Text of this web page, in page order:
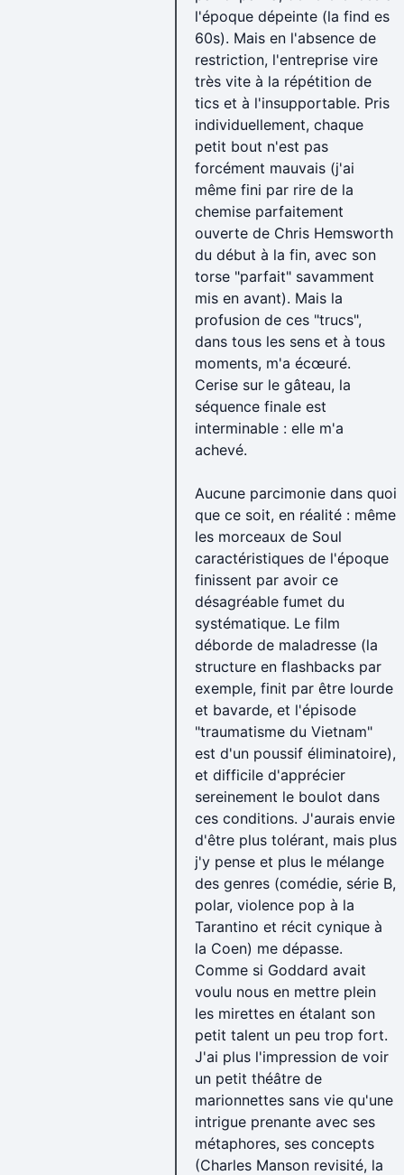
l'époque dépeinte (la find es
60s). Mais en l'absence de
restriction, l'entreprise vire
très vite à la répétition de
tics et à l'insupportable. Pris
individuellement, chaque
petit bout n'est pas
forcément mauvais (j'ai
même fini par rire de la
chemise parfaitement
ouverte de Chris Hemsworth
du début à la fin, avec son
torse "parfait" savamment
mis en avant). Mais la
profusion de ces "trucs",
dans tous les sens et à tous
moments, m'a écœuré.
Cerise sur le gâteau, la
séquence finale est
interminable : elle m'a
achevé.
Aucune parcimonie dans quoi
que ce soit, en réalité : même
les morceaux de Soul
caractéristiques de l'époque
finissent par avoir ce
désagréable fumet du
systématique. Le film
déborde de maladresse (la
structure en flashbacks par
exemple, finit par être lourde
et bavarde, et l'épisode
"traumatisme du Vietnam"
est d'un poussif éliminatoire),
et difficile d'apprécier
sereinement le boulot dans
ces conditions. J'aurais envie
d'être plus tolérant, mais plus
j'y pense et plus le mélange
des genres (comédie, série B,
polar, violence pop à la
Tarantino et récit cynique à
la Coen) me dépasse.
Comme si Goddard avait
voulu nous en mettre plein
les mirettes en étalant son
petit talent un peu trop fort.
J'ai plus l'impression de voir
un petit théâtre de
marionnettes sans vie qu'une
intrigue prenante avec ses
métaphores, ses concepts
(Charles Manson revisité, la